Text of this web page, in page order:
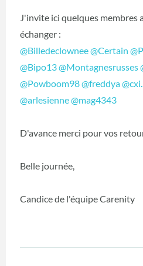
J'invite ici quelques membres
échanger :
@Billedeclownee@Certain
@Bipo13@Montagnesrusses
@Powboom98@freddya
@arlesienne@mag4343
D'avance merci pour vos
Belle journée,
Candice de l'équipe Carenity